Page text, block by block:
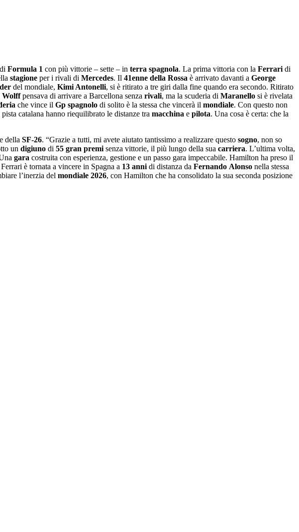
di Formula 1 con più vittorie – sette – in terra spagnola. La prima vittoria con la Ferrari di
stagione per i rivali di Mercedes. Il 41enne della Rossa è arrivato davanti a George
del mondiale, Kimi Antonelli, si è ritirato a tre giri dalla fine quando era secondo. Ritirato
Wolffpensava di arrivare a Barcellona senza rivali, ma la scuderia di Maranello si è rivelata
che vince il Gp spagnolo di solito è la stessa che vincerà il mondiale. Con questo non
catalana hanno riequilibrato le distanze tra macchina e pilota. Una cosa è certa: che la
della SF-26. “Grazie a tutti, mi avete aiutato tantissimo a realizzare questo sogno, non so
un digiuno di 55 gran premi senza vittorie, il più lungo della sua carriera. L’ultima volta,
gara costruita con esperienza, gestione e un passo gara impeccabile. Hamilton ha preso il
è tornata a vincere in Spagna a 13 anni di distanza da Fernando Alonso nella stessa
l’inerzia del mondiale 2026, con Hamilton che ha consolidato la sua seconda posizione